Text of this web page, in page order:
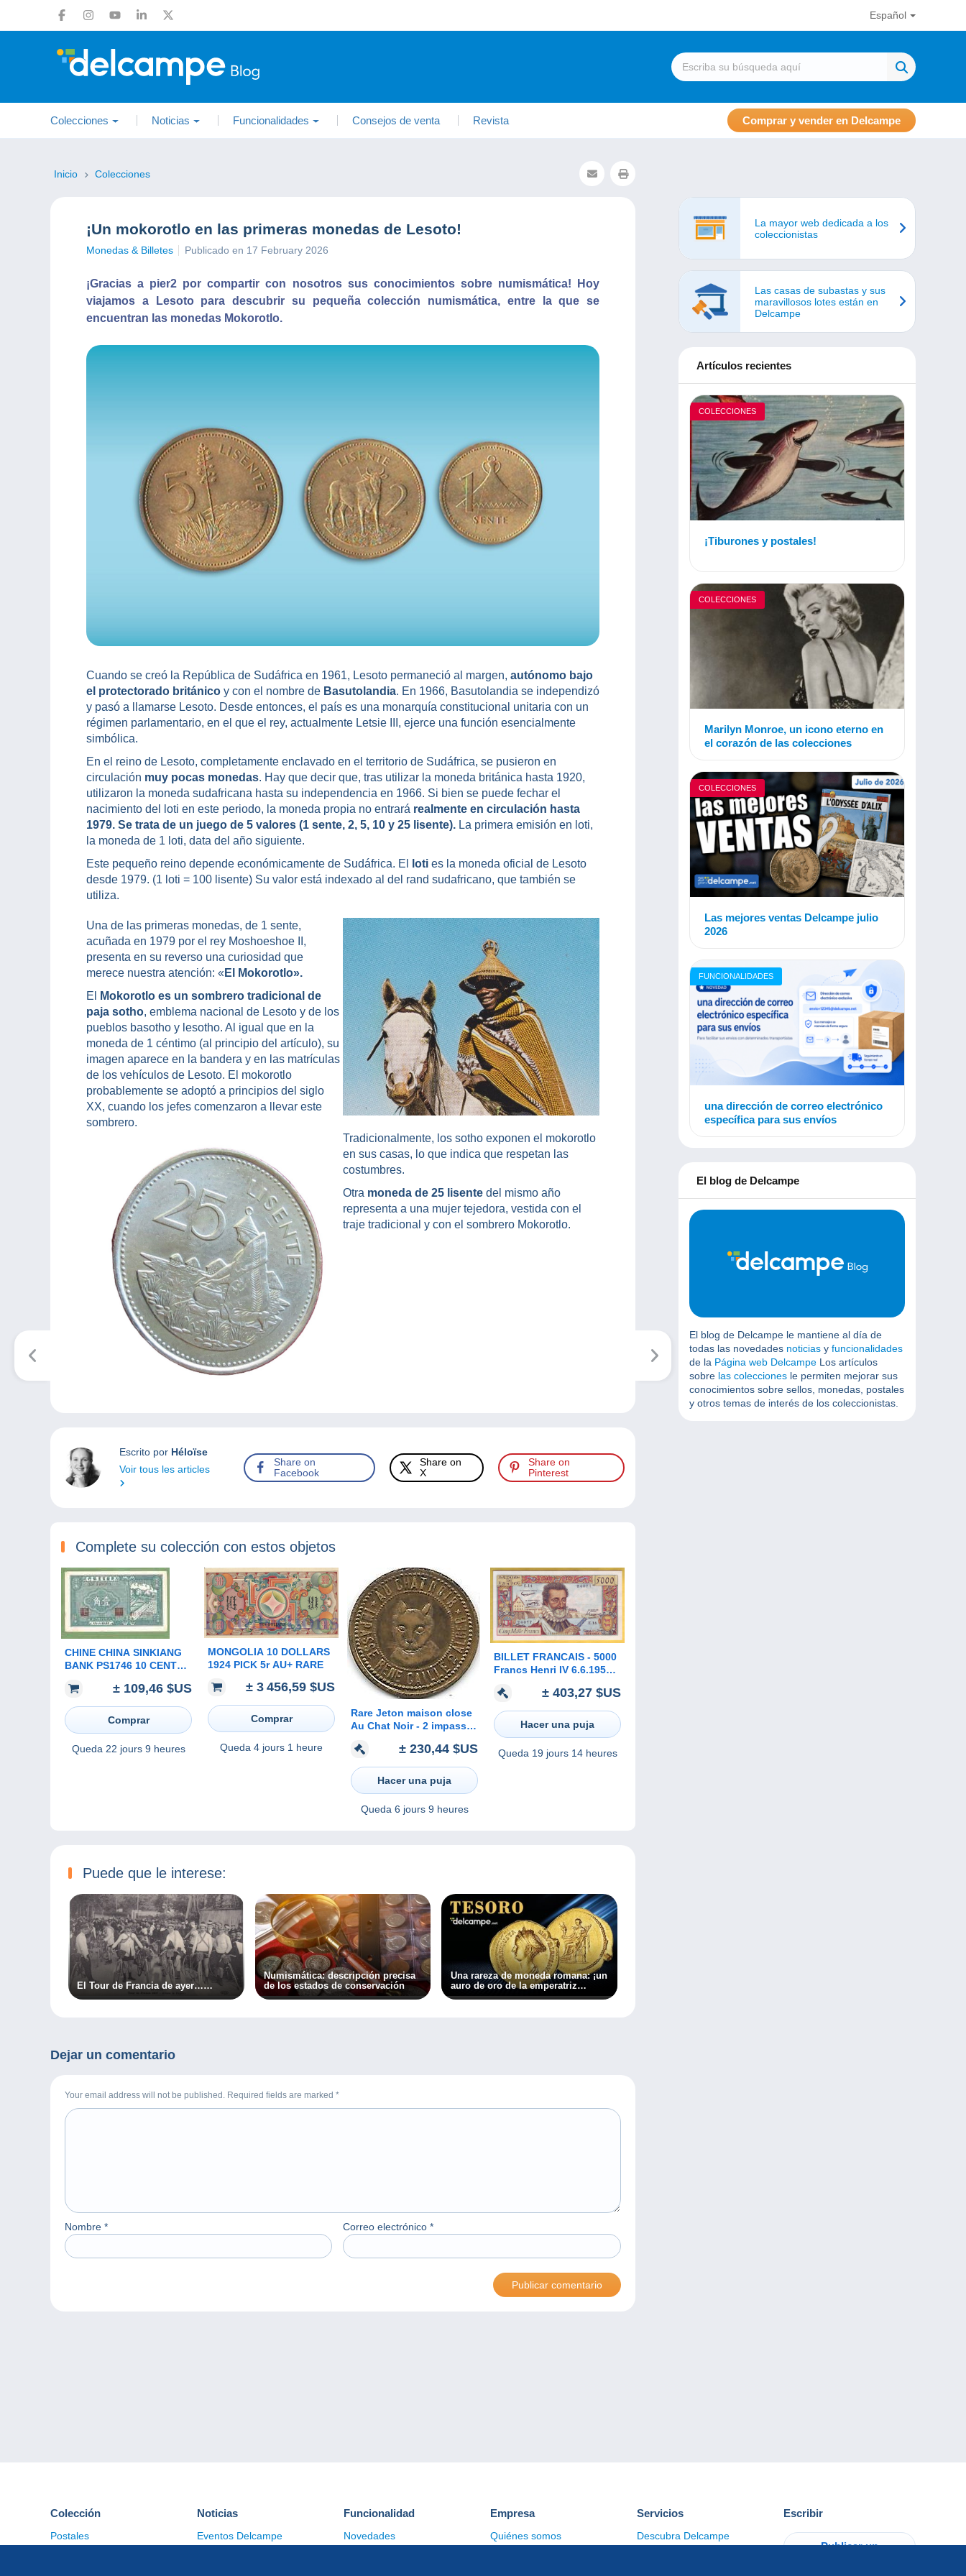
Español
Colecciones Noticias Funcionalidades Consejos de venta Revista Comprar y vender en Delcampe
Inicio Colecciones
¡Un mokorotlo en las primeras monedas de Lesoto!
Monedas & Billetes Publicado en 17 February 2026
¡Gracias a pier2 por compartir con nosotros sus conocimientos sobre numismática! Hoy
viajamos a Lesoto para descubrir su pequeña colección numismática, entre la que se
encuentran las monedas Mokorotlo.
Cuando se creó la República de Sudáfrica en 1961, Lesoto permaneció al margen, autónomo bajo
el protectorado británico y con el nombre de Basutolandia. En 1966, Basutolandia se independizó
y pasó a llamarse Lesoto. Desde entonces, el país es una monarquía constitucional unitaria con un
régimen parlamentario, en el que el rey, actualmente Letsie III, ejerce una función esencialmente
simbólica.
En el reino de Lesoto, completamente enclavado en el territorio de Sudáfrica, se pusieron en
circulación muy pocas monedas. Hay que decir que, tras utilizar la moneda británica hasta 1920,
utilizaron la moneda sudafricana hasta su independencia en 1966. Si bien se puede fechar el
nacimiento del loti en este periodo, la moneda propia no entrará realmente en circulación hasta
1979. Se trata de un juego de 5 valores (1 sente, 2, 5, 10 y 25 lisente). La primera emisión en loti,
la moneda de 1 loti, data del año siguiente.
Este pequeño reino depende económicamente de Sudáfrica. El
loti es la moneda oficial de Lesoto
desde 1979. (1 loti = 100 lisente) Su valor está indexado al del rand sudafricano, que también se
utiliza.
Una de las primeras monedas, de 1 sente,
acuñada en 1979 por el rey Moshoeshoe II,
presenta en su reverso una curiosidad que
merece nuestra atención: « El Mokorotlo».
El
Mokorotlo es un sombrero tradicional de
paja sotho, emblema nacional de Lesoto y de los
pueblos basotho y lesotho. Al igual que en la
moneda de 1 céntimo (al principio del artículo), su
imagen aparece en la bandera y en las matrículas
de los vehículos de Lesoto. El mokorotlo
probablemente se adoptó a principios del siglo
XX, cuando los jefes comenzaron a llevar este
sombrero.
Tradicionalmente, los sotho exponen el mokorotlo
en sus casas, lo que indica que respetan las
costumbres.
Otra moneda de 25 lisente del mismo año
representa a una mujer tejedora, vestida con el
traje tradicional y con el sombrero Mokorotlo.
Escrito por Héloïse
Voir tous les articles
Share on
Facebook
Share on
X
Share on
Pinterest
Complete su colección con estos objetos
CHINE CHINA SINKIANG
BANK PS1746 10 CENTS
± 109,46 $US
Comprar
Queda 22 jours 9 heures
MONGOLIA 10 DOLLARS
1924 PICK 5r AU+ RARE
± 3 456,59 $US
Comprar
Queda 4 jours 1 heure
Rare Jeton maison close
Au Chat Noir - 2 impasse
Maison Jouany Blind
alley Algiers
± 230,44 $US
Hacer una puja
Queda 6 jours 9 heures
BILLET FRANCAIS - 5000
Francs Henri IV 6.6.1957
± 403,27 $US
Hacer una puja
Queda 19 jours 14 heures
Puede que le interese:
El Tour de Francia de ayer……
Numismática: descripción precisa
de los estados de conservación
Una rareza de moneda romana: ¡un
auro de oro de la emperatriz
Sabina | Tesoro #1
Dejar un comentario
Your email address will not be published. Required fields are marked *
Nombre * Correo electrónico *
La mayor web dedicada a los
coleccionistas
Las casas de subastas y sus
maravillosos lotes están en
Delcampe
Artículos recientes
COLECCIONES
¡Tiburones y postales!
COLECCIONES
Marilyn Monroe, un icono eterno en
el corazón de las colecciones
COLECCIONES
Las mejores ventas Delcampe julio
2026
FUNCIONALIDADES
una dirección de correo electrónico
específica para sus envíos
El blog de Delcampe
El blog de Delcampe le mantiene al día de
todas las novedades noticias y funcionalidades
de la Página web Delcampe Los artículos
sobre las colecciones le permiten mejorar sus
conocimientos sobre sellos, monedas, postales
y otros temas de interés de los coleccionistas.
Colección
Postales
Noticias
Eventos Delcampe
Funcionalidad
Novedades
Empresa
Quiénes somos
Servicios
Descubra Delcampe
Escribir
Publicar un